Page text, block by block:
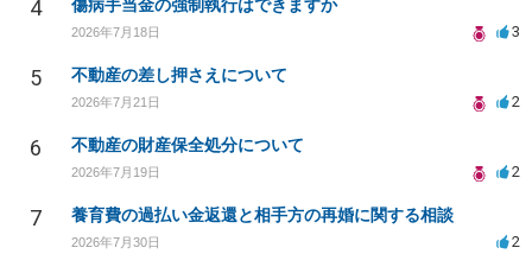
4 傷病手当金の強制執行はできますか
2026年7月18日 3
5 不動産の差し押さえについて
2026年7月21日 2
6 不動産の財産保全処分について
2026年7月19日 2
7 養育費の過払い金返還と相手方の再婚に関する相談
2026年7月30日 2